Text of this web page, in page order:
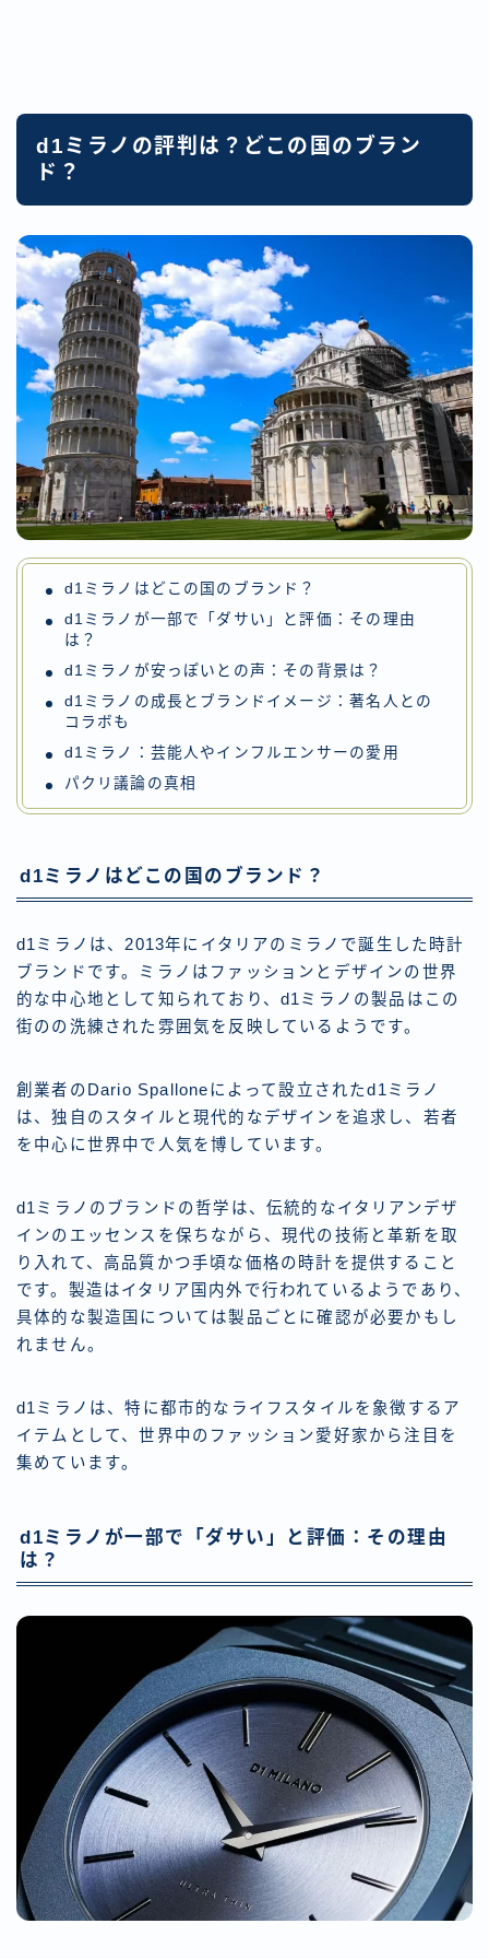
d1ミラノの評判は？どこの国のブラン
ド？
d1ミラノはどこの国のブランド？
d1ミラノが一部で「ダサい」と評価：その理由
は？
d1ミラノが安っぽいとの声：その背景は？
d1ミラノの成長とブランドイメージ：著名人との
コラボも
d1ミラノ：芸能人やインフルエンサーの愛用
パクリ議論の真相
d1ミラノはどこの国のブランド？
d1ミラノは、2013年にイタリアのミラノで誕生した時計
ブランドです。ミラノはファッションとデザインの世界
的な中心地として知られており、d1ミラノの製品はこの
街のの洗練された雰囲気を反映しているようです。
創業者のDario Spalloneによって設立されたd1ミラノ
は、独自のスタイルと現代的なデザインを追求し、若者
を中心に世界中で人気を博しています。
d1ミラノのブランドの哲学は、伝統的なイタリアンデザ
インのエッセンスを保ちながら、現代の技術と革新を取
り入れて、高品質かつ手頃な価格の時計を提供すること
です。製造はイタリア国内外で行われているようであり、
具体的な製造国については製品ごとに確認が必要かもし
れません。
d1ミラノは、特に都市的なライフスタイルを象徴するア
イテムとして、世界中のファッション愛好家から注目を
集めています。
d1ミラノが一部で「ダサい」と評価：その理由
は？